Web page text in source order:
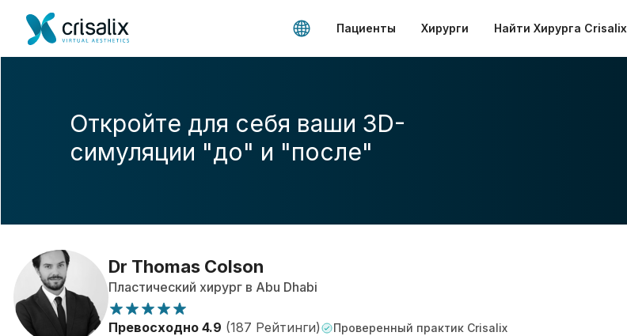
Пациенты Хирурги Найти Хирурга Crisalix
Откройте для себя ваши 3D-
симуляции "до" и "после"
Dr Thomas Colson
Пластический хирург в Abu Dhabi
Превосходно 4.9 (187 Рейтинги) Проверенный практик Crisalix